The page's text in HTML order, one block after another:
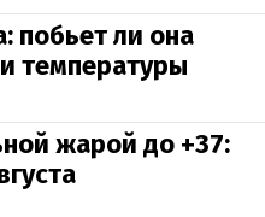
побьет ли она
температуры
жарой до +37: